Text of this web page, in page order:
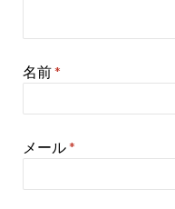
名前*
メール*